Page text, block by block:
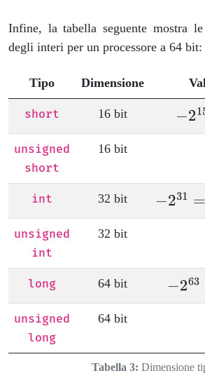
Infine, la tabella seguente mostra
degli interi per un processore a 64 bit:
Tipo Dimensione
short 16 bit
unsigned
short
16 bit
int 32 bit
unsigned
int
32 bit
long 64 bit
unsigned
long
64 bit
Tabella 3: Dimensione